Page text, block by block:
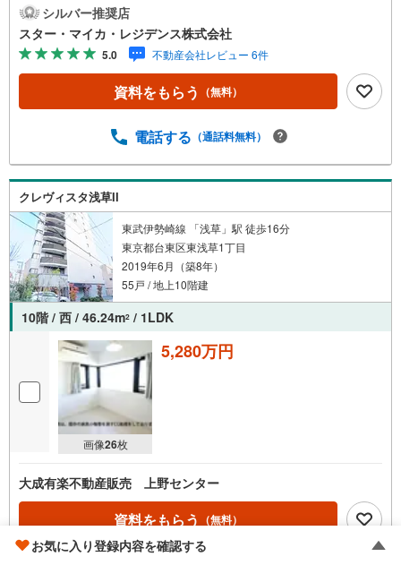
中するため、お早めにお電話ください。上記時間はお電話
が繋がりやすくなっております。「室内・現地を見学す
る」ボタンよりご予約いただくとご見学がスムーズです。
【弊社について】スター・マイカ・レジデンスは、スタ
ー・マイカ・ホールディングス（東証プライム上場）のグ
ループ会社です。【各種ご相談も承っております】・引越
宅ローンについて・FPによるライフプランシュミレーショ
成約するとPayPayボーナスがもらえる「Yahoo！不動産物
件ご成約キャンペーン」の対象になります。※yahoo！JAP
AN IDでログインしてください※Pay Payボーナスは出金と
譲渡はできません
シルバー推奨店
スター・マイカ・レジデンス株式会社
5.0 不動産会社レビュー 6件
資料をもらう （無料）
電話する （通話料無料）
クレヴィスタ浅草II
東武伊勢崎線 「浅草」駅 徒歩16分
東京都台東区東浅草1丁目
2019年6月（築8年）
55戸 / 地上10階建
10階 / 西 / 46.24m2 / 1LDK
画像26枚
5,280万円
大成有楽不動産販売 上野センター
資料をもらう （無料）
お気に入り登録内容を確認する